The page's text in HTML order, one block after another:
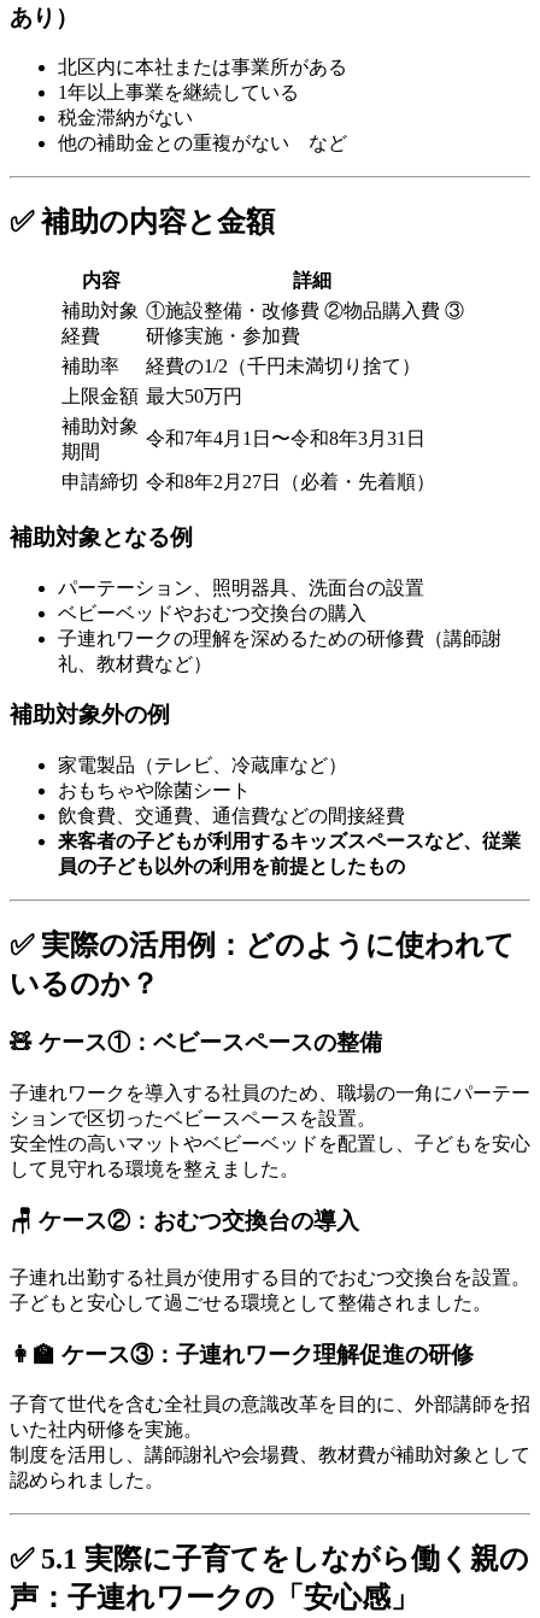
あり）
北区内に本社または事業所がある
1年以上事業を継続している
税金滞納がない
他の補助金との重複がない など
✅ 補助の内容と金額
内容
詳細
補助対象
経費
①施設整備・改修費 ②物品購入費 ③
研修実施・参加費
補助率
経費の1/2（千円未満切り捨て）
上限金額 最大50万円
補助対象
期間
令和7年4月1日〜令和8年3月31日
申請締切 令和8年2月27日（必着・先着順）
補助対象となる例
パーテーション、照明器具、洗面台の設置
ベビーベッドやおむつ交換台の購入
子連れワークの理解を深めるための研修費（講師謝
礼、教材費など）
補助対象外の例
家電製品（テレビ、冷蔵庫など）
おもちゃや除菌シート
飲食費、交通費、通信費などの間接経費
来客者の子どもが利用するキッズスペースなど、従業
員の子ども以外の利用を前提としたもの
✅ 実際の活用例：どのように使われて
いるのか？
🧸 ケース①：ベビースペースの整備
子連れワークを導入する社員のため、職場の一角にパーテー
ションで区切ったベビースペースを設置。
安全性の高いマットやベビーベッドを配置し、子どもを安心
して見守れる環境を整えました。
🪑 ケース②：おむつ交換台の導入
子連れ出勤する社員が使用する目的でおむつ交換台を設置。
子どもと安心して過ごせる環境として整備されました。
👩‍🏫 ケース③：子連れワーク理解促進の研修
子育て世代を含む全社員の意識改革を目的に、外部講師を招
いた社内研修を実施。
制度を活用し、講師謝礼や会場費、教材費が補助対象として
認められました。
✅ 5.1 実際に子育てをしながら働く親の
声：子連れワークの「安心感」